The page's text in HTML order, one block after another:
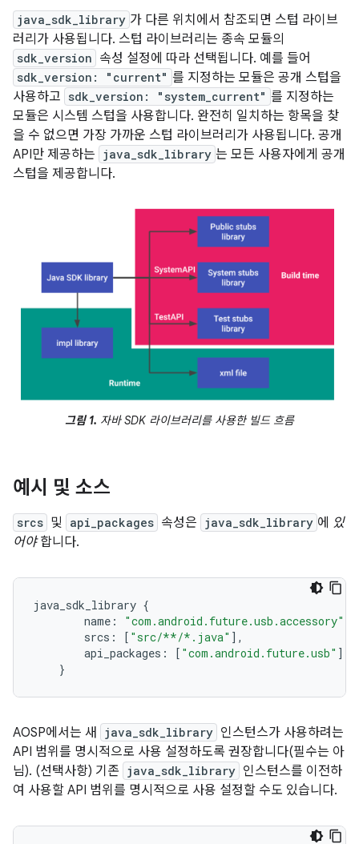
java_sdk_library 가 다른 위치에서 참조되면 스텁 라이브
러리가 사용됩니다. 스텁 라이브러리는 종속 모듈의
sdk_version 속성 설정에 따라 선택됩니다. 예를 들어
sdk_version: "current" 를 지정하는 모듈은 공개 스텁을
사용하고 sdk_version: "system_current" 를 지정하는
모듈은 시스템 스텁을 사용합니다. 완전히 일치하는 항목을 찾
을 수 없으면 가장 가까운 스텁 라이브러리가 사용됩니다. 공개
API만 제공하는 java_sdk_library 는 모든 사용자에게 공개
스텁을 제공합니다.
그림 1. 자바 SDK 라이브러리를 사용한 빌드 흐름
예시 및 소스
srcs 및 api_packages 속성은 java_sdk_library 에 있
어야합니다.
java_sdk_library {
name : "com.android.future.usb.accessory"
srcs : [ "src/**/*.java" ] ,
api_packages : [ "com.android.future.usb" ]
}
AOSP에서는 새 java_sdk_library 인스턴스가 사용하려는
API 범위를 명시적으로 사용 설정하도록 권장합니다(필수는 아
님). (선택사항) 기존 java_sdk_library 인스턴스를 이전하
여 사용할 API 범위를 명시적으로 사용 설정할 수도 있습니다.